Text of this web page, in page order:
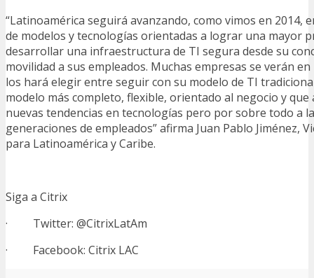
“Latinoamérica seguirá avanzando, como vimos en 2014,
de modelos y tecnologías orientadas a lograr una mayor
desarrollar una infraestructura de TI segura desde su
movilidad a sus empleados. Muchas empresas se verán
los hará elegir entre seguir con su modelo de TI
modelo más completo, flexible, orientado al negocio y que
nuevas tendencias en tecnologías pero por sobre todo a
generaciones de empleados” afirma Juan Pablo Jiménez,
para Latinoamérica y Caribe.
Siga a Citrix
· Twitter: @CitrixLatAm
· Facebook: Citrix LAC